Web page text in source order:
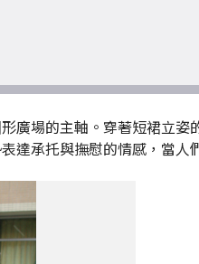
廣場的主軸。穿著短裙立
達承托與撫慰的情感，當人
公共